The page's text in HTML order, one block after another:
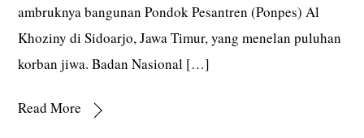
ambruknya bangunan Pondok Pesantren (Ponpes) Al
Khoziny di Sidoarjo, Jawa Timur, yang menelan puluhan
korban jiwa. Badan Nasional […]
Read More